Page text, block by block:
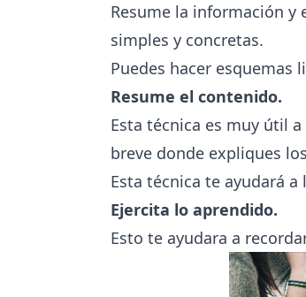
Resume la información
simples y concretas.
Puedes hacer esquemas
Resume el contenido.
Esta técnica es muy útil
breve donde expliques
Esta técnica te ayudará
Ejercita lo aprendido.
Esto te ayudara a